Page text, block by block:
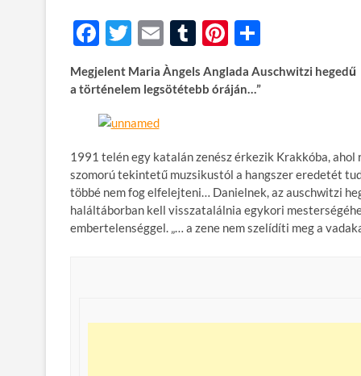
F
ac
e
b
o
o
k
T
w
itt
E
m
ail
T
u
m
Pi
nt
er
ss
za
g
Megjelent Maria Àngels Anglada Auschwitzi
a történelem legsötétebb óráján…”
1991 telén egy katalán zenész érkezik Krakkóba,
szomorú tekintetű muzsikustól a hangszer eredetét
többé nem fog elfelejteni… Danielnek, az auschwitzi
haláltáborban kell visszatalálnia egykori
embertelenséggel. „… a zene nem szelídíti meg a